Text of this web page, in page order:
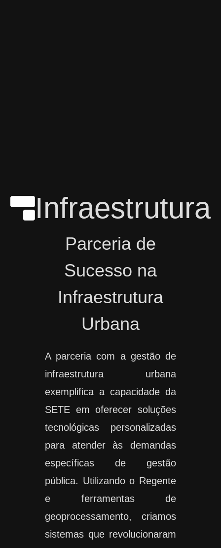
Infraestrutura
Parceria de
Sucesso na
Infraestrutura
Urbana
A parceria com a gestão de
infraestrutura urbana
exemplifica a capacidade da
SETE em oferecer soluções
tecnológicas personalizadas
para atender às demandas
específicas de gestão
pública. Utilizando o Regente
e ferramentas de
geoprocessamento, criamos
sistemas que revolucionaram